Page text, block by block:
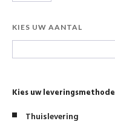
KIES UW AANTAL
Kies uw leveringsmethode
Thuislevering